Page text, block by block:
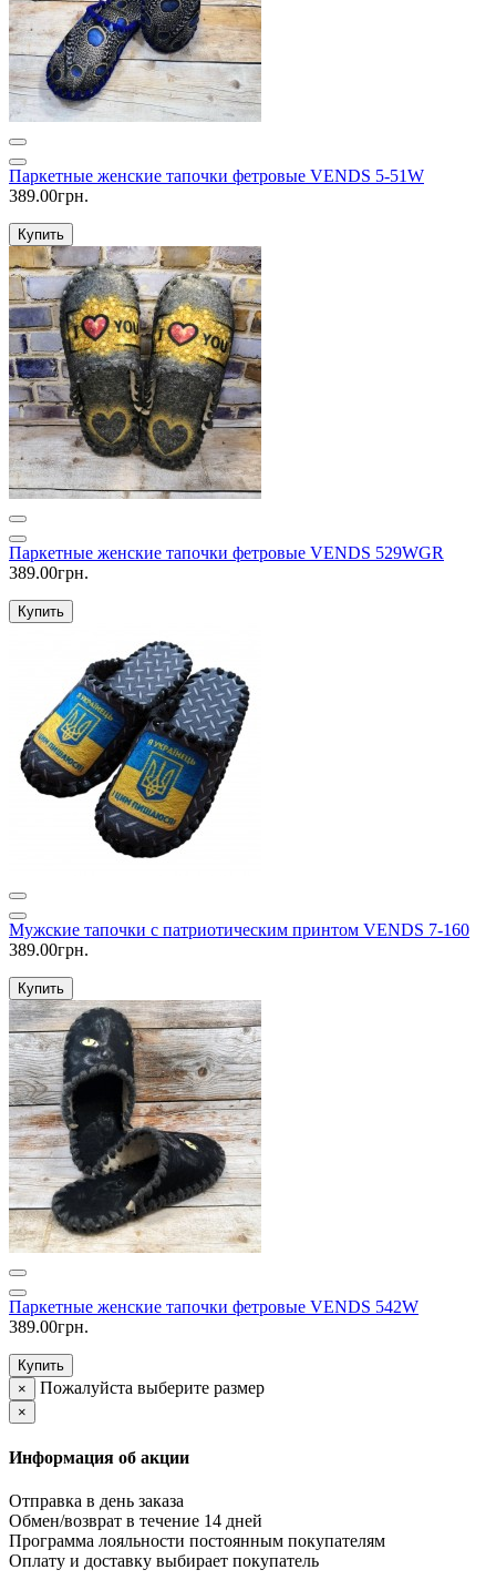
Паркетные женские тапочки фетровые VENDS 5-51W
389.00грн.
Купить
Паркетные женские тапочки фетровые VENDS 529WGR
389.00грн.
Купить
Мужские тапочки с патриотическим принтом VENDS 7-160
389.00грн.
Купить
Паркетные женские тапочки фетровые VENDS 542W
389.00грн.
Купить
×
Пожалуйста выберите размер
×
Информация об акции
Отправка в день заказа
Обмен/возврат в течение 14 дней
Программа лояльности постоянным покупателям
Оплату и доставку выбирает покупатель